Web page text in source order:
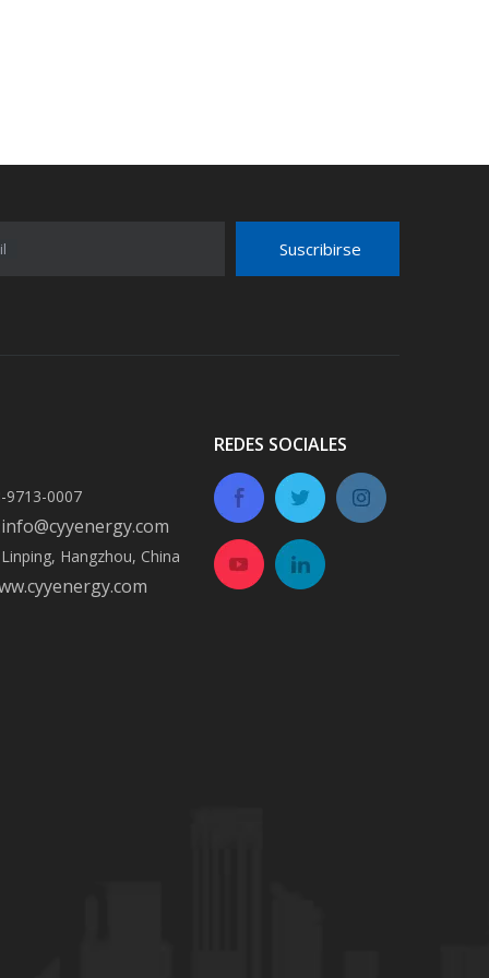
Suscribirse
9713-0007
info@cyyenergy.com
Hangzhou, China
REDES SOCIALES